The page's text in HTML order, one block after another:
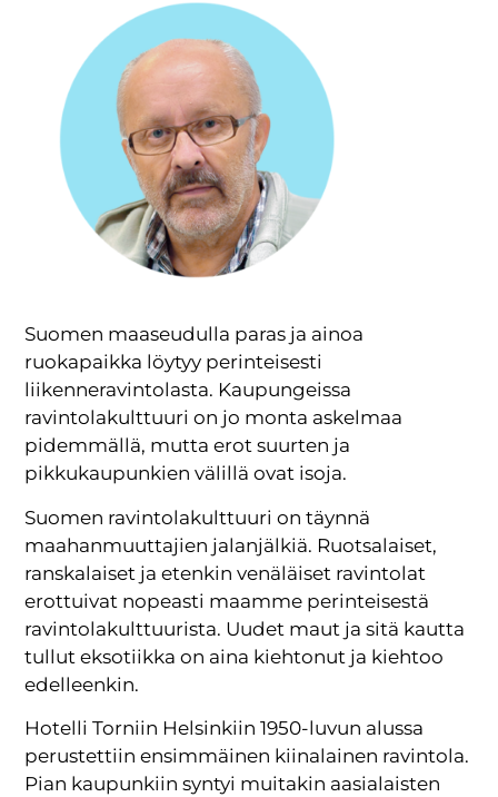
Suomen maaseudulla paras ja ainoa
ruokapaikka löytyy perinteisesti
liikenneravintolasta. Kaupungeissa
ravintolakulttuuri on jo monta askelmaa
pidemmällä, mutta erot suurten ja
pikkukaupunkien välillä ovat isoja.
Suomen ravintolakulttuuri on täynnä
maahanmuuttajien jalanjälkiä. Ruotsalaiset,
ranskalaiset ja etenkin venäläiset ravintolat
erottuivat nopeasti maamme perinteisestä
ravintolakulttuurista. Uudet maut ja sitä kautta
tullut eksotiikka on aina kiehtonut ja kiehtoo
edelleenkin.
Hotelli Torniin Helsinkiin 1950-luvun alussa
perustettiin ensimmäinen kiinalainen ravintola.
Pian kaupunkiin syntyi muitakin aasialaisten